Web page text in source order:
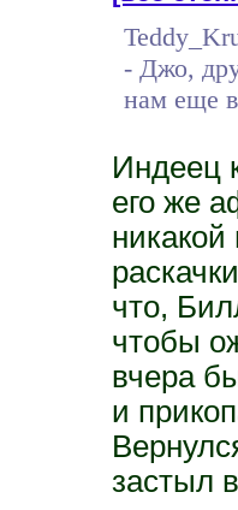
- Джо,
нам еще
Индеец
его же
никакой
что,
чтобы
вчера
и
застыл